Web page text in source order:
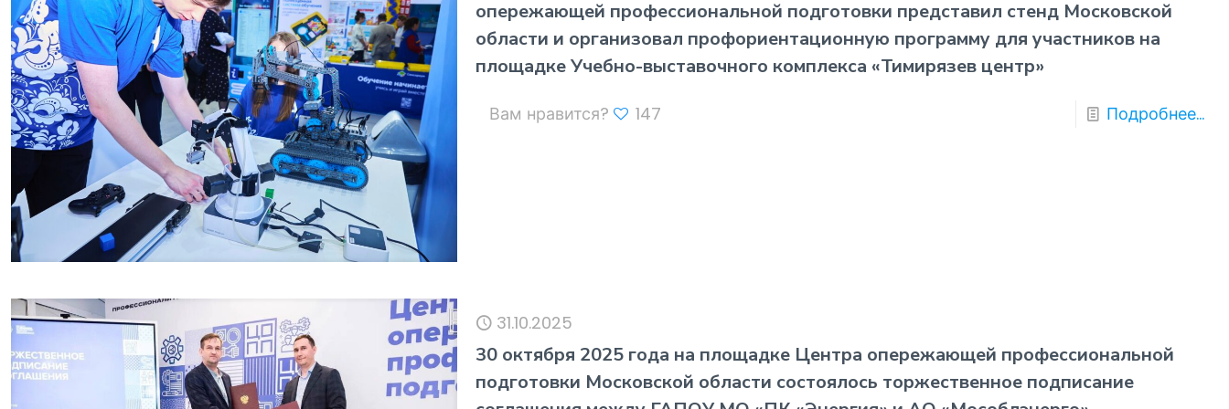
опережающей профессиональной подготовки представил стенд Московской
области и организовал профориентационную программу для участников на
площадке Учебно-выставочного комплекса «Тимирязев центр»
Вам нравится? 147 Подробнее...
31.10.2025
30 октября 2025 года на площадке Центра опережающей профессиональной
подготовки Московской области состоялось торжественное подписание